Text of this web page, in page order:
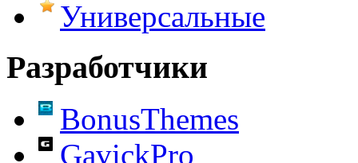
Универсальные
Разработчики
BonusThemes
GavickPro